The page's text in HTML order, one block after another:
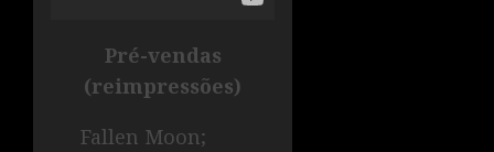
Pré-vendas
(reimpressões)
Fallen Moon;